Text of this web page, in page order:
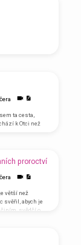
ta cesta,
k Otci než
proroctví
větší než
svěřil, abych je
činím, svědčí o